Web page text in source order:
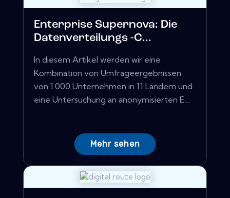
Enterprise Supernova: Die
Datenverteilungs -C...
In diesem Artikel werden wir eine
Kombination von Umfrageergebnissen
von 1.000 Unternehmen in 11 Ländern und
eine Untersuchung an anonymisierten E...
Mehr sehen